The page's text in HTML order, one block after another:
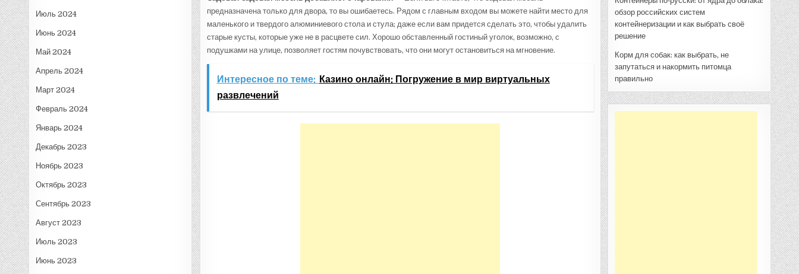
Июль 2024
Июнь 2024
Май 2024
Апрель 2024
Март 2024
Февраль 2024
Январь 2024
Декабрь 2023
Ноябрь 2023
Октябрь 2023
Сентябрь 2023
Август 2023
Июль 2023
Июнь 2023
предназначена только для двора, то вы ошибаетесь. Рядом с главным входом вы можете найти место для
маленького и твердого алюминиевого стола и стула; даже если вам придется сделать это, чтобы удалить
старые кусты, которые уже не в расцвете сил. Хорошо обставленный гостиный уголок, возможно, с
подушками на улице, позволяет гостям почувствовать, что они могут остановиться на мгновение.
Интересное по теме: Казино онлайн: Погружение в мир виртуальных
развлечений
обзор российских систем
контейнеризации и как выбрать своё
решение
Корм для собак: как выбрать, не
запутаться и накормить питомца
правильно